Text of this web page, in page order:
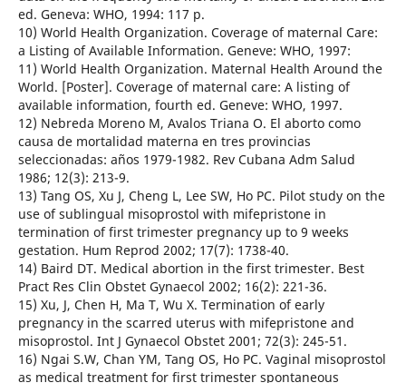
ed. Geneva: WHO, 1994: 117 p.
10) World Health Organization. Coverage of maternal Care:
a Listing of Available Information. Geneve: WHO, 1997:
11) World Health Organization. Maternal Health Around the
World. [Poster]. Coverage of maternal care: A listing of
available information, fourth ed. Geneve: WHO, 1997.
12) Nebreda Moreno M, Avalos Triana O. El aborto como
causa de mortalidad materna en tres provincias
seleccionadas: años 1979-1982. Rev Cubana Adm Salud
1986; 12(3): 213-9.
13) Tang OS, Xu J, Cheng L, Lee SW, Ho PC. Pilot study on the
use of sublingual misoprostol with mifepristone in
termination of first trimester pregnancy up to 9 weeks
gestation. Hum Reprod 2002; 17(7): 1738-40.
14) Baird DT. Medical abortion in the first trimester. Best
Pract Res Clin Obstet Gynaecol 2002; 16(2): 221-36.
15) Xu, J, Chen H, Ma T, Wu X. Termination of early
pregnancy in the scarred uterus with mifepristone and
misoprostol. Int J Gynaecol Obstet 2001; 72(3): 245-51.
16) Ngai S.W, Chan YM, Tang OS, Ho PC. Vaginal misoprostol
as medical treatment for first trimester spontaneous